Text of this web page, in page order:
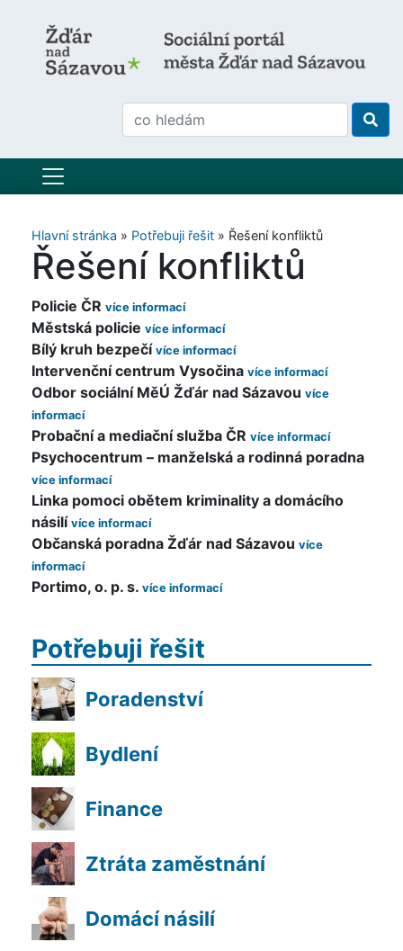
Hlavní stránka » Potřebuji řešit » Řešení konfliktů
Řešení konfliktů
Policie ČR
Městská policie
Bílý kruh bezpečí
Intervenční centrum Vysočina
Odbor sociální MěÚ Žďár nad Sázavou
Probační a mediační služba ČR
Psychocentrum – manželská a rodinná poradna
Linka pomoci obětem kriminality a domácího
násilí
Občanská poradna Žďár nad Sázavou
Portimo, o. p. s.
Potřebuji řešit
Poradenství
Bydlení
Finance
Ztráta zaměstnání
Domácí násilí